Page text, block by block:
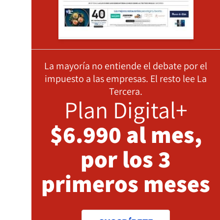
La mayoría no entiende el debate por el
impuesto a las empresas. El resto lee La
Tercera.
Plan Digital+
$6.990 al mes,
por los 3
primeros meses